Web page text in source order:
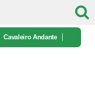
Cavaleiro Andante